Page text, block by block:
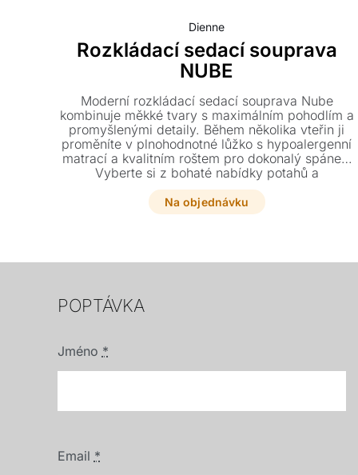
Dienne
Rozkládací sedací souprava
NUBE
Moderní rozkládací sedací souprava Nube
kombinuje měkké tvary s maximálním pohodlím a
promyšlenými detaily. Během několika vteřin ji
proměníte v plnohodnotné lůžko s hypoalergenní
matrací a kvalitním roštem pro dokonalý spánek.
Vyberte si z bohaté nabídky potahů a
přizpůsobte si tuto designovou pohovku přesně
svému stylu.
Na objednávku
POPTÁVKA
Jméno *
Email *